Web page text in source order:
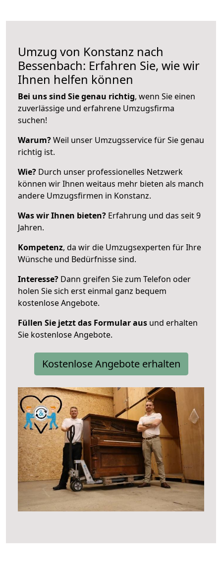
Umzug von Konstanz nach
Bessenbach: Erfahren Sie, wie wir
Ihnen helfen können
Bei uns sind Sie genau richtig, wenn Sie einen
zuverlässige und erfahrene Umzugsfirma
suchen!
Warum?Weil unser Umzugsservice für Sie genau
richtig ist.
Wie? Durch unser professionelles Netzwerk
können wir Ihnen weitaus mehr bieten als manch
andere Umzugsfirmen in Konstanz.
Was wir Ihnen bieten? Erfahrung und das seit 9
Jahren.
Kompetenz, da wir die Umzugsexperten für Ihre
Wünsche und Bedürfnisse sind.
Interesse? Dann greifen Sie zum Telefon oder
holen Sie sich erst einmal ganz bequem
kostenlose Angebote.
Füllen Sie jetzt das Formular aus und erhalten
Sie kostenlose Angebote.
Kostenlose Angebote erhalten